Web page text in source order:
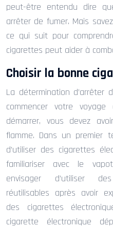
peut-être entendu dire
arrêter de fumer. Mais
ce qui suit pour
cigarettes peut aider à
Choisir la bonne
La détermination d’arrêter
commencer votre
démarrer, vous devez
flamme. Dans un premier
d’utiliser des cigarettes
familiariser avec le
envisager d’utiliser
réutilisables après avoir
des cigarettes
cigarette électronique